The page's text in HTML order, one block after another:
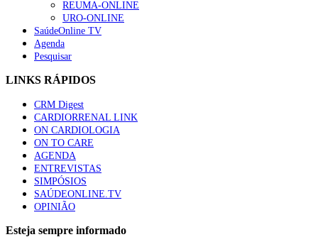
REUMA-ONLINE
URO-ONLINE
SaúdeOnline TV
Agenda
Pesquisar
LINKS RÁPIDOS
CRM Digest
CARDIORRENAL LINK
ON CARDIOLOGIA
ON TO CARE
AGENDA
ENTREVISTAS
SIMPÓSIOS
SAÚDEONLINE.TV
OPINIÃO
Esteja sempre informado